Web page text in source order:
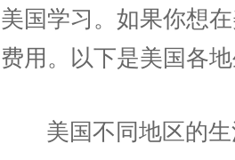
美国学习。如果你想
费用。以下是美国各
美国不同地区的